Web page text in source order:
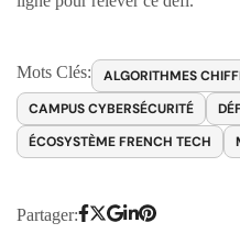
Mots Clés:
ALGORITHMES
CAMPUS CYBERSÉCURITÉ
ÉCOSYSTÈME FRENCH TECH
Partager: